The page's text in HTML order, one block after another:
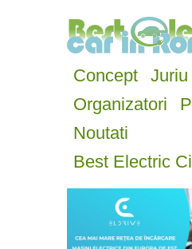
Concept
Juriu
Organizatori
Noutati
Best Electric